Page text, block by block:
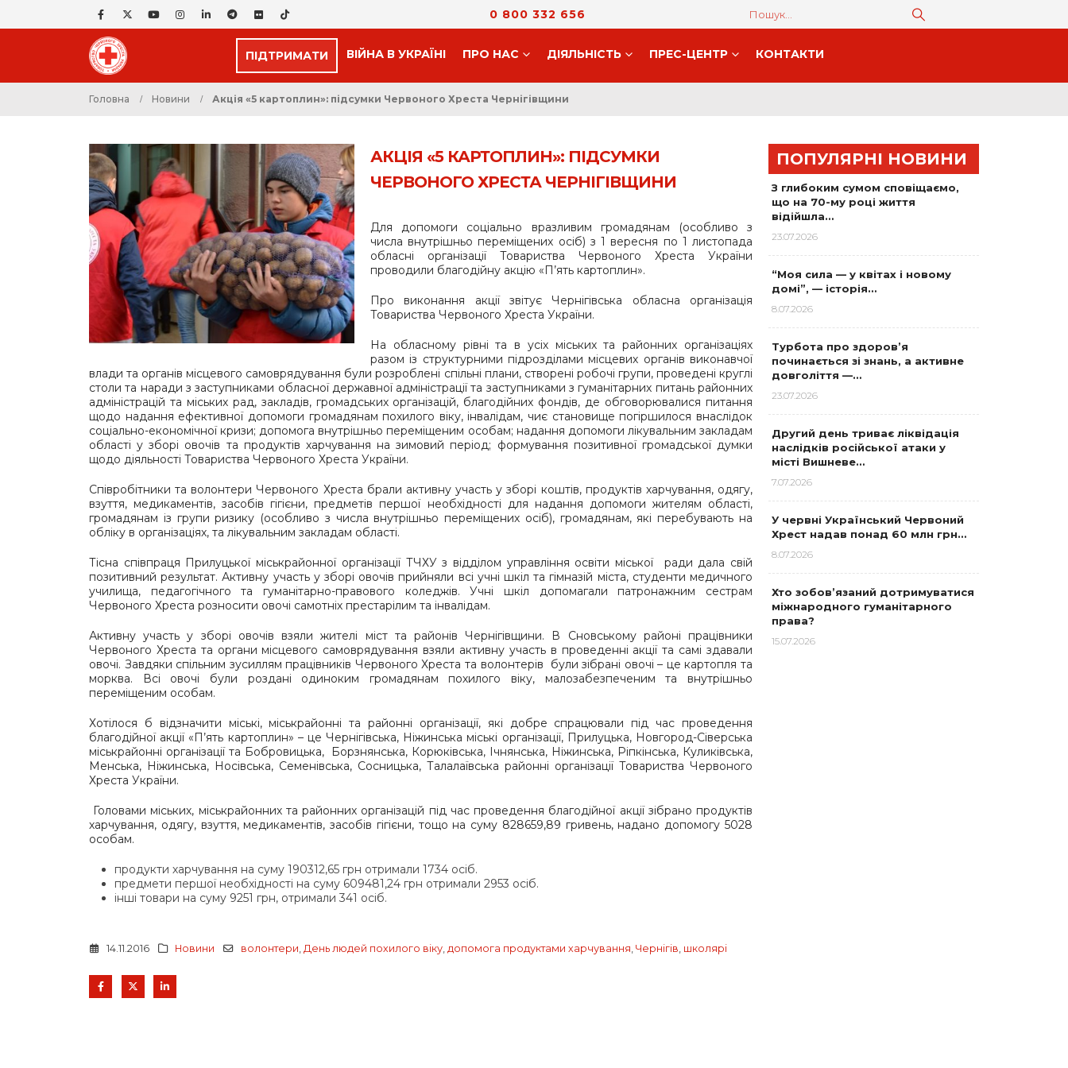
0 800 332 656
ПІДТРИМАТИ ВІЙНА В УКРАЇНІ ПРО НАС ДIЯЛЬНIСТЬ ПРЕС-ЦЕНТР КОНТАКТИ
Головна Новини Акція «5 картоплин»: підсумки Червоного Хреста Чернігівщини
АКЦІЯ «5 КАРТОПЛИН»: ПІДСУМКИ
ЧЕРВОНОГО ХРЕСТА ЧЕРНІГІВЩИНИ
Для допомоги соціально вразливим громадянам (особливо з
числа внутрішньо переміщених осіб) з 1 вересня по 1 листопада
обласні організації Товариства Червоного Хреста України
проводили благодійну акцію «П’ять картоплин».
Про виконання акції звітує Чернігівська обласна організація
Товариства Червоного Хреста України.
На обласному рівні та в усіх міських та районних організаціях
разом із структурними підрозділами місцевих органів виконавчої
влади та органів місцевого самоврядування були розроблені спільні плани, створені робочі групи, проведені круглі
столи та наради з заступниками обласної державної адміністрації та заступниками з гуманітарних питань районних
адміністрацій та міських рад, закладів, громадських організацій, благодійних фондів, де обговорювалися питання
щодо надання ефективної допомоги громадянам похилого віку, інвалідам, чиє становище погіршилося внаслідок
соціально-економічної кризи; допомога внутрішньо переміщеним особам; надання допомоги лікувальним закладам
області у зборі овочів та продуктів харчування на зимовий період; формування позитивної громадської думки
щодо діяльності Товариства Червоного Хреста України.
Співробітники та волонтери Червоного Хреста брали активну участь у зборі коштів, продуктів харчування, одягу,
взуття, медикаментів, засобів гігієни, предметів першої необхідності для надання допомоги жителям області,
громадянам із групи ризику (особливо з числа внутрішньо переміщених осіб), громадянам, які перебувають на
обліку в організаціях, та лікувальним закладам області.
Тісна співпраця Прилуцької міськрайонної організації ТЧХУ з відділом управління освіти міської ради дала свій
позитивний результат. Активну участь у зборі овочів прийняли всі учні шкіл та гімназій міста, студенти медичного
училища, педагогічного та гуманітарно-правового коледжів. Учні шкіл допомагали патронажним сестрам
Червоного Хреста розносити овочі самотніх престарілим та інвалідам.
Активну участь у зборі овочів взяли жителі міст та районів Чернігівщини. В Сновському районі працівники
Червоного Хреста та органи місцевого самоврядування взяли активну участь в проведенні акції та самі здавали
овочі. Завдяки спільним зусиллям працівників Червоного Хреста та волонтерів були зібрані овочі – це картопля та
морква. Всі овочі були роздані одиноким громадянам похилого віку, малозабезпеченим та внутрішньо
переміщеним особам.
Хотілося б відзначити міські, міськрайонні та районні організації, які добре спрацювали під час проведення
благодійної акції «П’ять картоплин» – це Чернігівська, Ніжинська міські організації, Прилуцька, Новгород-Сіверська
міськрайонні організації та Бобровицька, Борзнянська, Корюківська, Ічнянська, Ніжинська, Ріпкінська, Куликівська,
Менська, Ніжинська, Носівська, Семенівська, Сосницька, Талалаївська районні організації Товариства Червоного
Хреста України.
Головами міських, міськрайонних та районних організацій під час проведення благодійної акції зібрано продуктів
харчування, одягу, взуття, медикаментів, засобів гігієни, тощо на суму 828659,89 гривень, надано допомогу 5028
особам.
продукти харчування на суму 190312,65 грн отримали 1734 осіб.
предмети першої необхідності на суму 609481,24 грн отримали 2953 осіб.
інші товари на суму 9251 грн, отримали 341 осіб.
14.11.2016 Новини волонтери, День людей похилого віку, допомога продуктами харчування, Чернігів, школярі
ПОПУЛЯРНІ НОВИНИ
З глибоким сумом сповіщаємо,
що на 70-му році життя
відійшла…
23.07.2026
“Моя сила — у квітах і новому
домі”, — історія…
8.07.2026
Турбота про здоров’я
починається зі знань, а активне
довголіття —…
23.07.2026
Другий день триває ліквідація
наслідків російської атаки у
місті Вишневе…
7.07.2026
У червні Український Червоний
Хрест надав понад 60 млн грн…
8.07.2026
Хто зобов’язаний дотримуватися
міжнародного гуманітарного
права?
15.07.2026